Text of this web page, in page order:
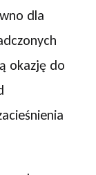
dla
okazję do